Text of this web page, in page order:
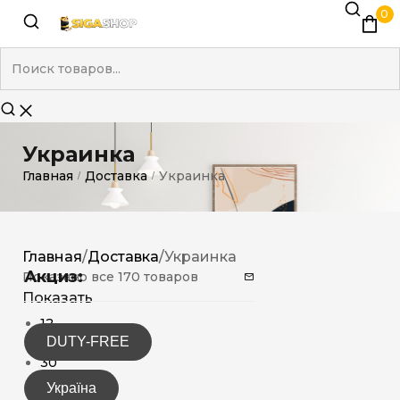
0
Украинка
Главная / Доставка / Украинка
Акциз:
DUTY-FREE
Україна
Главная/Доставка/Украинка
Показано все 170 товаров
Показать
12
15
30